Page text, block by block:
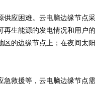
应困难。 云电脑边缘节点
生能源的发电情况和用户
区的边缘节点上；在夜间太
救援等，云电脑边缘节点